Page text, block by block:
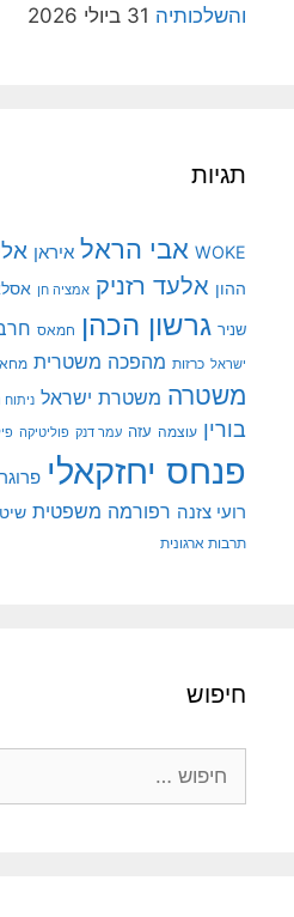
והשלכותיה 31 ביולי 2026
תגיות
WOKE אבי הראל איראן
ההון אלעד רזניק אמציה חן
שניר גרשון הכהן חמאס
ישראל כרזות מהפכה משטרית
משטרה משטרת ישראל
בורין עוצמה עזה עמר דנק פוליטיקה
פנחס יחזקאלי
רועי צזנה רפורמה משפטית
תרבות ארגונית
חיפוש